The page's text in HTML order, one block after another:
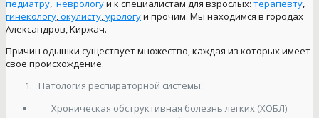
педиатру, неврологуи к специалистам для взрослых: терапевту,
гинекологу,окулисту,урологуи прочим. Мы находимся в городах
Александров, Киржач.
Причин одышки существует множество, каждая из которых имеет
свое происхождение.
Патология респираторной системы:
Хроническая обструктивная болезнь легких (ХОБЛ)